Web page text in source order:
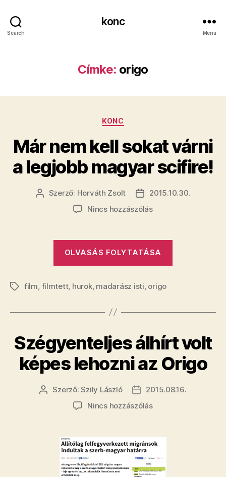
Search
konc
Menü
Címke: origo
Kategóriák
KONC
Már nem kell sokat várni
a legjobb magyar scifire!
Bejegyzés
Szerző: Horváth Zsolt
Bejegyzés
dátuma
2015.10.30.
Nincs hozzászólása(z)
kell
sokat
várni
legjobb
OLVASÁS FOLYTATÁSA
a
magyar
scifire!”
Címkék
film filmtett, hurok, madarász isti origo
Szégyenteljes álhírt volt
képes lehozni az Origo
Bejegyzés
Szerző:Szily László
Bejegyzés
dátuma
2015.08.16.
Nincs hozzászólása(z)
volt
lehozni
az